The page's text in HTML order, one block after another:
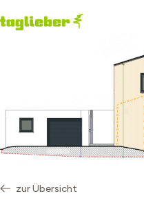
zur Übersicht